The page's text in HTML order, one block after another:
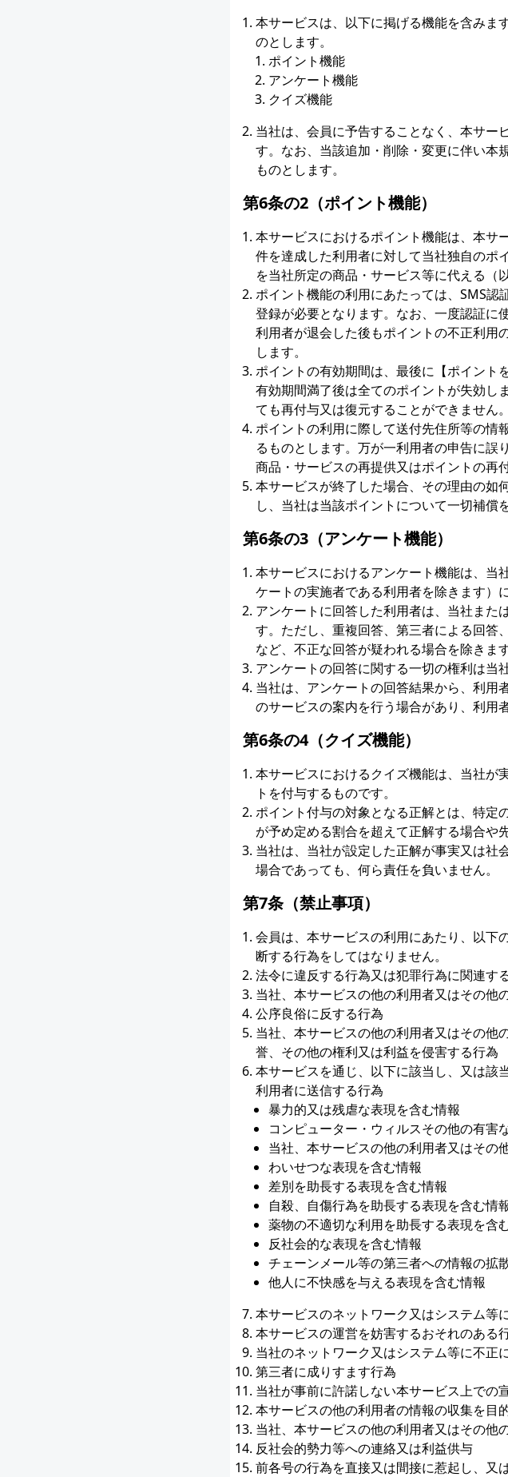
本サービスは、以下に掲げる機能を含みま
のとします。
ポイント機能
アンケート機能
クイズ機能
当社は、会員に予告することなく、本サー
す。なお、当該追加・削除・変更に伴い本
ものとします。
第6条の2（ポイント機能）
本サービスにおけるポイント機能は、本サ
件を達成した利用者に対して当社独自のポ
を当社所定の商品・サービス等に代える（
ポイント機能の利用にあたっては、SMS
登録が必要となります。なお、一度認証に
利用者が退会した後もポイントの不正利用
します。
ポイントの有効期間は、最後に【ポイント
有効期間満了後は全てのポイントが失効し
ても再付与又は復元することができません。
ポイントの利用に際して送付先住所等の情
るものとします。万が一利用者の申告に誤
商品・サービスの再提供又はポイントの再
本サービスが終了した場合、その理由の如
し、当社は当該ポイントについて一切補償
第6条の3（アンケート機能）
本サービスにおけるアンケート機能は、当
ケートの実施者である利用者を除きます）
アンケートに回答した利用者は、当社また
す。ただし、重複回答、第三者による回答
など、不正な回答が疑われる場合を除きます
アンケートの回答に関する一切の権利は当
当社は、アンケートの回答結果から、利用
のサービスの案内を行う場合があり、利用
第6条の4（クイズ機能）
本サービスにおけるクイズ機能は、当社が
トを付与するものです。
ポイント付与の対象となる正解とは、特定
が予め定める割合を超えて正解する場合や
当社は、当社が設定した正解が事実又は社
場合であっても、何ら責任を負いません。
第7条（禁止事項）
会員は、本サービスの利用にあたり、以下
断する行為をしてはなりません。
法令に違反する行為又は犯罪行為に関連す
当社、本サービスの他の利用者又はその他
公序良俗に反する行為
当社、本サービスの他の利用者又はその他
誉、その他の権利又は利益を侵害する行為
本サービスを通じ、以下に該当し、又は該
利用者に送信する行為
暴力的又は残虐な表現を含む情報
コンピューター・ウィルスその他の有害
当社、本サービスの他の利用者又はその
わいせつな表現を含む情報
差別を助長する表現を含む情報
自殺、自傷行為を助長する表現を含む情
薬物の不適切な利用を助長する表現を含
反社会的な表現を含む情報
チェーンメール等の第三者への情報の拡
他人に不快感を与える表現を含む情報
本サービスのネットワーク又はシステム等
本サービスの運営を妨害するおそれのある
当社のネットワーク又はシステム等に不正
第三者に成りすます行為
当社が事前に許諾しない本サービス上での
本サービスの他の利用者の情報の収集を目
当社、本サービスの他の利用者又はその他
反社会的勢力等への連絡又は利益供与
前各号の行為を直接又は間接に惹起し、又